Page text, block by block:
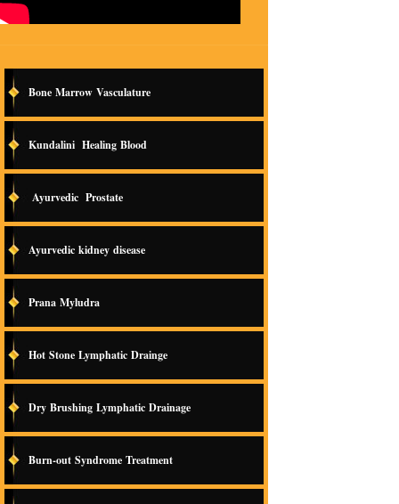
Bone Marrow Vasculature
Kundalini Healing Blood
Ayurvedic Prostate
Ayurvedic kidney disease
Prana Myludra
Hot Stone Lymphatic Drainge
Dry Brushing Lymphatic Drainage
Burn-out Syndrome Treatment